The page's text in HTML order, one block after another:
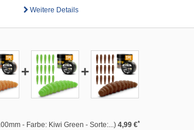
Weitere Details
+ +
- Farbe: Kiwi Green - Sorte:...) 4,99 €*